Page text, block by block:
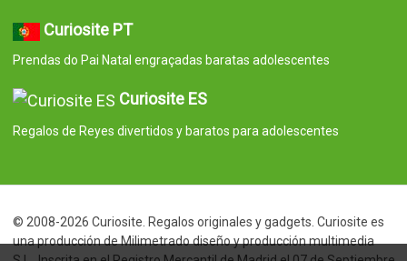
Curiosite PT
Prendas do Pai Natal engraçadas baratas adolescentes
Curiosite ES
Regalos de Reyes divertidos y baratos para adolescentes
© 2008-2026 Curiosite. Regalos originales y gadgets. Curiosite es
una producción de Milimetrado diseño y producción multimedia